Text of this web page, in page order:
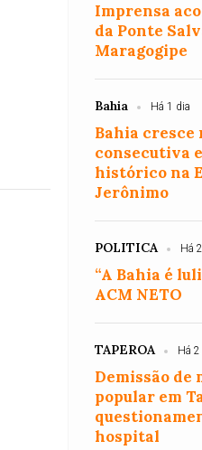
Imprensa
da Ponte
Maragogipe
Bahia Há 1 dia
Bahia cresce
consecutiva
histórico na
Jerônimo
POLITICA Há
“A Bahia é
ACM NETO
TAPEROA Há
Demissão de
popular em
hospital